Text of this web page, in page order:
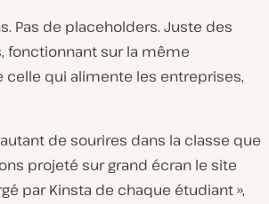
Pas de placeholders. Juste des
fonctionnant sur la même
celle qui alimente les entreprises,
autant de sourires dans la classe que
projeté sur grand écran le site
par Kinsta de chaque étudiant »,